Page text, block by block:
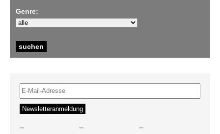
Genre:
– – –